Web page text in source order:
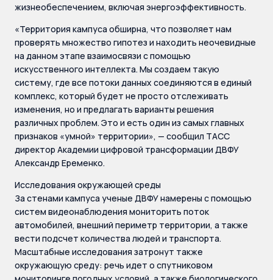
жизнеобеспечением, включая энергоэффективность.
«Территория кампуса обширна, что позволяет нам
проверять множество гипотез и находить неочевидные
на данном этапе взаимосвязи с помощью
искусственного интеллекта. Мы создаем такую
систему, где все потоки данных соединяются в единый
комплекс, который будет не просто отслеживать
изменения, но и предлагать варианты решения
различных проблем. Это и есть один из самых главных
признаков «умной» территории», — сообщил ТАСС
директор Академии цифровой трансформации ДВФУ
Александр Еременко.
Исследования окружающей среды
За стенами кампуса ученые ДВФУ намерены с помощью
систем видеонаблюдения мониторить поток
автомобилей, внешний периметр территории, а также
вести подсчет количества людей и транспорта.
Масштабные исследования затронут также
окружающую среду: речь идет о спутниковом